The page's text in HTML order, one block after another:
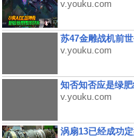
v.youku.com
苏47金雕战机前
v.youku.com
知否知否应是绿
v.youku.com
涡扇13已经成功